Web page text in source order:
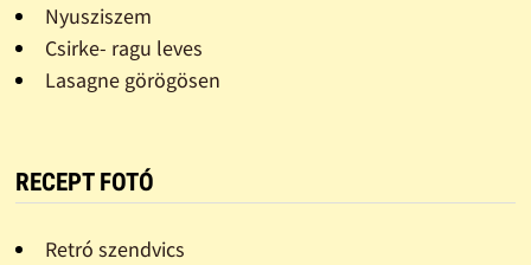
Nyusziszem
Csirke- ragu leves
Lasagne görögösen
RECEPT FOTÓ
Retró szendvics